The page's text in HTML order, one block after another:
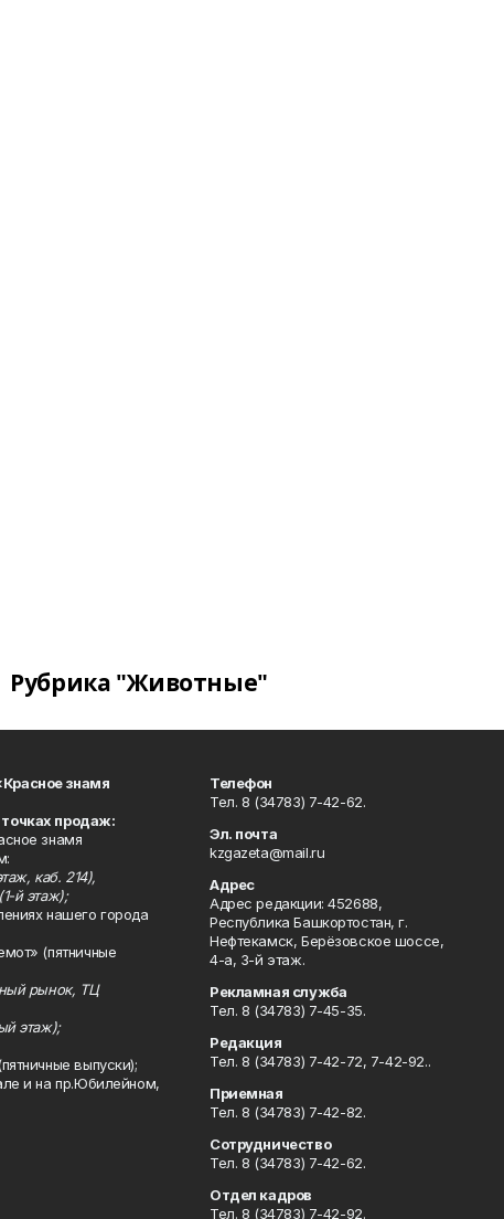
Рубрика "Животные"
знамя
продаж:
знамя
каб. 214),
й этаж);
нашего города
(пятничные
рынок, ТЦ
этаж);
выпуски);
и на пр.Юбилейном,
Телефон
Тел. 8 (34783) 7-42-62.
Эл. почта
kzgazeta@mail.ru
Адрес
Адрес редакции: 452688,
Республика Башкортостан, г.
Нефтекамск, Берёзовское шоссе,
4-а, 3-й этаж.
Рекламная служба
Тел. 8 (34783) 7-45-35.
Редакция
Тел. 8 (34783) 7-42-72, 7-42-92..
Приемная
Тел. 8 (34783) 7-42-82.
Сотрудничество
Тел. 8 (34783) 7-42-62.
Отдел кадров
Тел. 8 (34783) 7-42-92.